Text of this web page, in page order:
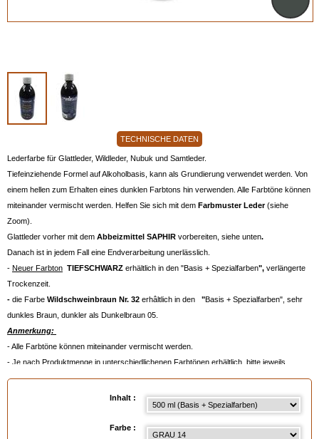
TECHNISCHE DATEN
Lederfarbe für Glattleder, Wildleder, Nubuk und Samtleder.
Tiefeinziehende Formel auf Alkoholbasis, kann als Grundierung verwendet werden. Von
einem hellen zum Erhalten eines dunklen Farbtons hin verwenden. Alle Farbtöne können
miteinander vermischt werden. Helfen Sie sich mit dem Farbmuster Leder(siehe
Zoom).
Glattleder vorher mit dem Abbeizmittel SAPHIR vorbereiten, siehe unten.
Danach ist in jedem Fall eine Endverarbeitung unerlässlich.
- Neuer Farbton TIEFSCHWARZ erhältlich in den "Basis + Spezialfarben", verlängerte
Trockenzeit.
- die Farbe Wildschweinbraun Nr. 32 erhâltlich in den "Basis + Spezialfarben", sehr
dunkles Braun, dunkler als Dunkelbraun 05.
Anmerkung:
- Alle Farbtöne können miteinander vermischt werden.
- Je nach Produktmenge in unterschiedlichenen Farbtönen erhältlich, bitte jeweils
konsultieren.
- Die Aufhellerbasis muss vor dem Auftragen vermischt werden, Sie erhalten einen leicht
Inhalt :
Farbe :